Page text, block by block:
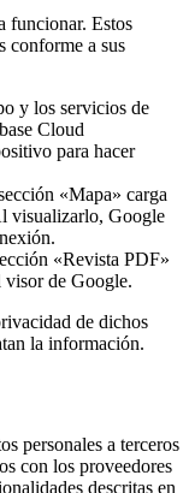
funcionar. Estos
conforme a sus
y los servicios de
Cloud
para hacer
«Mapa» carga
visualizarlo, Google
«Revista PDF»
visor de Google.
de dichos
la información.
personales a terceros
con los proveedores
descritas en